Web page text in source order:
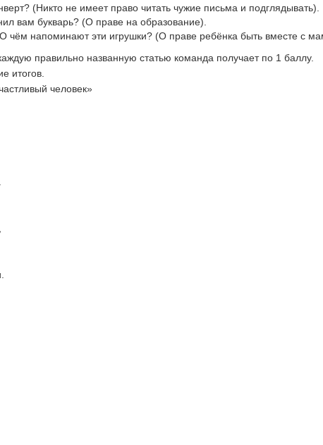
(Никто не имеет право читать чужие письма и подглядывать).
вам букварь? (О праве на образование).
чём напоминают эти игрушки? (О праве ребёнка быть вместе с
правильно названную статью команда получает по 1 баллу.
итогов.
человек»